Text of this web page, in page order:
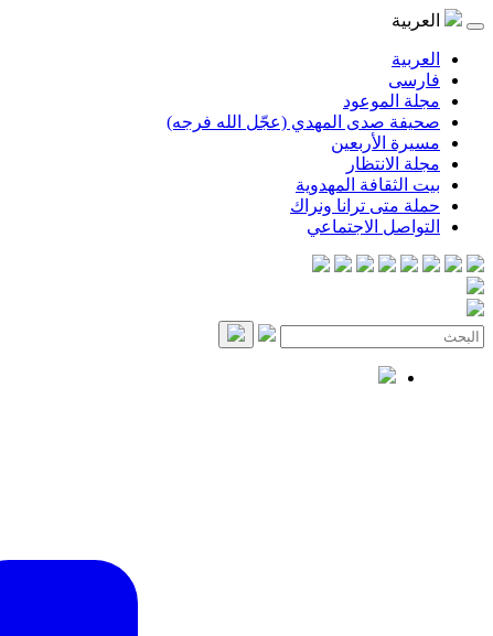
العربية
العربية
فارسی
مجلة الموعود
صحيفة صدى المهدي (عجّل الله فرجه)
مسيرة الأربعين
مجلة الانتظار
بيت الثقافة المهدوية
حملة متى ترانا ونراك
التواصل الاجتماعي